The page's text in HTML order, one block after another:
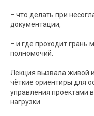
– что делать при
документации,
– и где проходит
полномочий.
Лекция вызвала живой
чёткие ориентиры для
управления проектами
нагрузки.